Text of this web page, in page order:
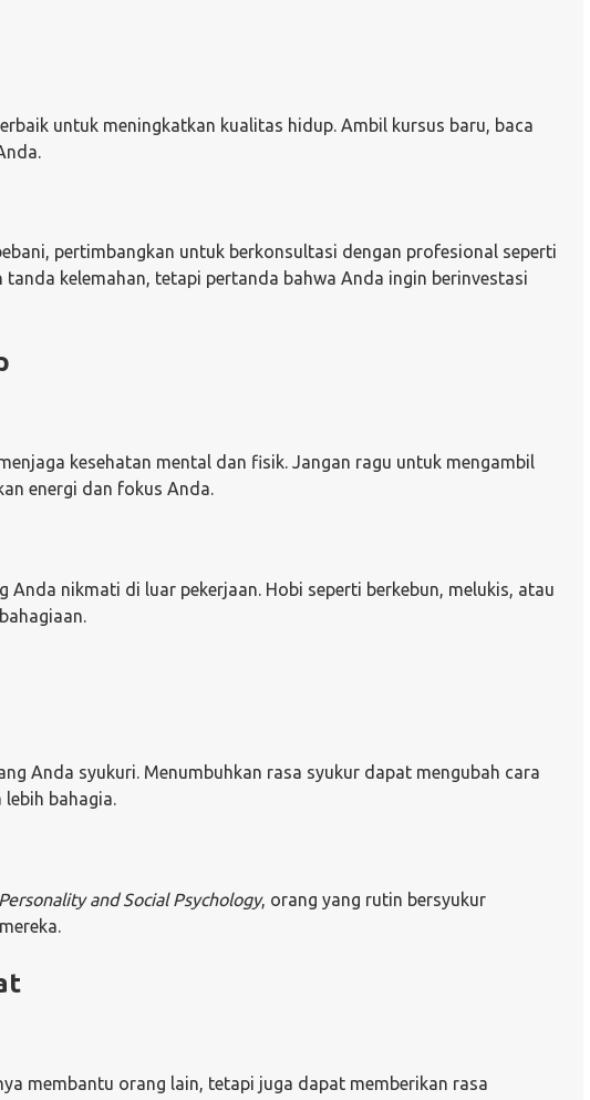
untuk meningkatkan kualitas hidup. Ambil kursus baru, baca
pertimbangkan untuk berkonsultasi dengan profesional seperti
kelemahan, tetapi pertanda bahwa Anda ingin berinvestasi
kesehatan mental dan fisik. Jangan ragu untuk mengambil
energi dan fokus Anda.
nikmati di luar pekerjaan. Hobi seperti berkebun, melukis, atau
Anda syukuri. Menumbuhkan rasa syukur dapat mengubah cara
bahagia.
and Social Psychology, orang yang rutin bersyukur
membantu orang lain, tetapi juga dapat memberikan rasa